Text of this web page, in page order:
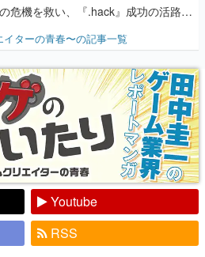
危機を救い、『.hack』成功の活路を
。業界の快男児・松山 洋に流れる血は
ジャンプ』色だった【若ゲのいた
ターの青春〜の記事一覧
Youtube
RSS